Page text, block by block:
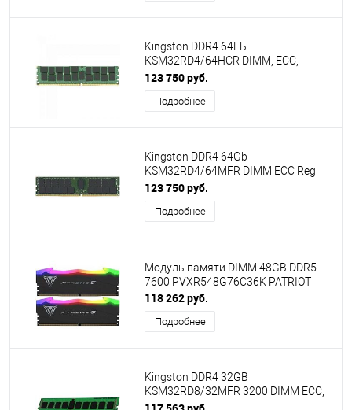
Kingston DDR4 64ГБ
KSM32RD4/64HCR DIMM, ECC,
registered, PC4-25600, CL22,
3200МГц
123 750 руб.
Подробнее
Kingston DDR4 64Gb
KSM32RD4/64MFR DIMM ECC Reg
PC4-25600 CL22 3200MHz
123 750 руб.
Подробнее
Модуль памяти DIMM 48GB DDR5-
7600 PVXR548G76C36K PATRIOT
118 262 руб.
Подробнее
Kingston DDR4 32GB
KSM32RD8/32MFR 3200 DIMM ECC,
Reg, CL22, 1.2V